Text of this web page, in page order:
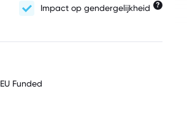
Impact op gendergelijkheid ?
EU Funded